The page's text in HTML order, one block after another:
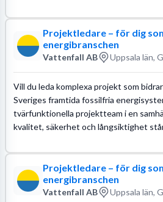
Projektledare – för dig
energibranschen
Vattenfall AB Uppsala län,
Vill du leda komplexa projekt som
Sveriges framtida fossilfria
tvärfunktionella projektteam i en
kvalitet, säkerhet och långsiktighet
Projektledare – för dig
energibranschen
Vattenfall AB Uppsala län,